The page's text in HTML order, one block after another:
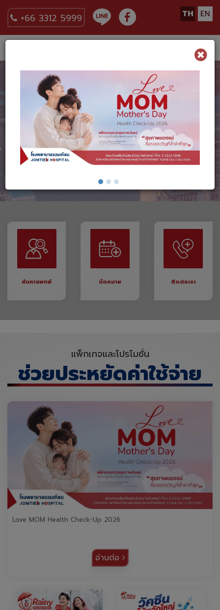
+66 3312 5999 TH EN
ค้นหาแพทย์ นัดหมาย ติดต่อเรา
แพ็กเกจและโปรโมชั่น
ช่วยประหยัดค่าใช้จ่าย
Love MOM Health Check-Up 2026
อ่านต่อ